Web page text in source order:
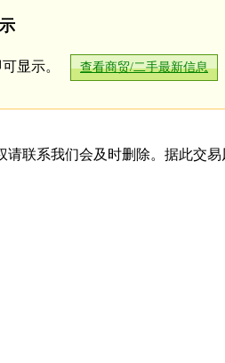
可显示。 查看商贸/二手最新信息
联系我们会及时删除。据此交